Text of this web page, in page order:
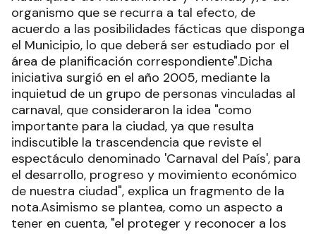
organismo que se recurra a tal efecto, de
acuerdo a las posibilidades fácticas que disponga
el Municipio, lo que deberá ser estudiado por el
área de planificación correspondiente".Dicha
iniciativa surgió en el año 2005, mediante la
inquietud de un grupo de personas vinculadas al
carnaval, que consideraron la idea "como
importante para la ciudad, ya que resulta
indiscutible la trascendencia que reviste el
espectáculo denominado 'Carnaval del País', para
el desarrollo, progreso y movimiento económico
de nuestra ciudad", explica un fragmento de la
nota.Asimismo se plantea, como un aspecto a
tener en cuenta, "el proteger y reconocer a los